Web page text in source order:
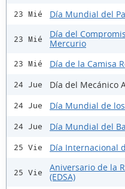
23 Mié Día Mundial del
23 Mié
Día del
Mercurio
23 Mié Día de la Camisa
24 Jue Día del Mecánico
24 Jue Día Mundial de
24 Jue Día Mundial del
25 Vie Día Internacional
25 Vie
Aniversario de la
(EDSA)